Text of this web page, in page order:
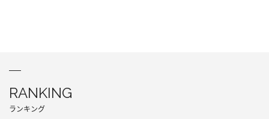
RANKING
ランキング